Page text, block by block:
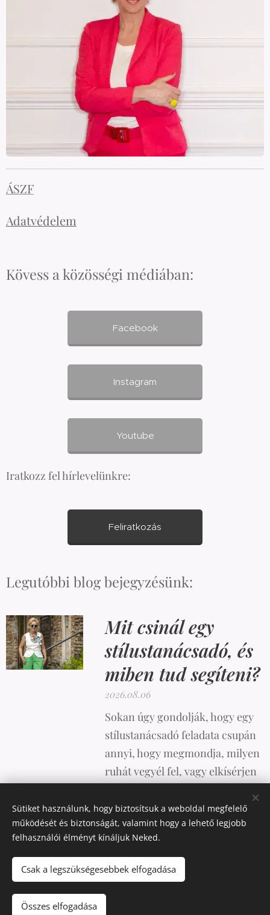
ÁSZF
Adatvédelem
Kövess a közösségi médiában:
Facebook
Instagram
Youtube
Iratkozz fel hírlevelünkre:
Feliratkozás
Legutóbbi blog bejegyzésünk:
Mit csinál egy
stílustanácsadó, és
miben tud segíteni?
2026.08.06
Sokan úgy gondolják, hogy egy
stílustanácsadó feladata csupán
annyi, hogy megmondja, milyen
ruhát vegyél fel, vagy elkísérjen
ennél sokkal összetettebb.
Az oldalt aWebnodeműködteti
Sütiket használunk, hogy biztosítsuk a weboldal megfelelő
működését és biztonságát, valamint hogy a lehető legjobb
felhasználói élményt kínáljuk Neked.
Csak a legszükségesebbek elfogadása
Összes elfogadása